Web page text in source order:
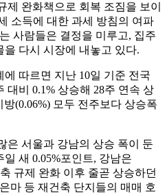
제 완화책으로 회복 조짐을 보이
소득에 대한 과세 방침의 여파
사람들은 결정을 미루고, 집주
다시 시장에 내놓고 있다.
따르면 지난 10일 기준 전국
대비 0.1% 상승해 28주 연속 상
(0.06%) 모두 전주보다 상승폭
은 서울과 강남의 상승 폭이 둔
새 0.05%포인트, 강남은
규제 완화 이후 줄곧 상승하던
마 등 재건축 단지들의 매매 호